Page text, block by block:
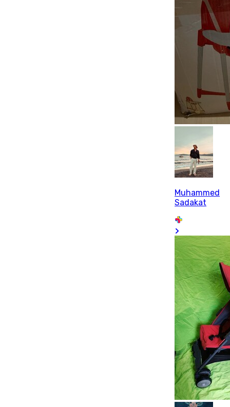
Muhammed
Sadakat